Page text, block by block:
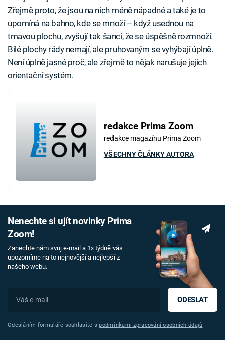
Zřejmě proto, že jsou na nich méně nápadné a také je to
upomíná na bahno, kde se množí – když usednou na
tmavou plochu, zvyšují tak šanci, že se úspěšně rozmnoží.
Bílé plochy rády nemají, ale pruhovaným se vyhýbají úplně.
Není úplně jasné proč, ale zřejmě to nějak narušuje jejich
orientační systém.
redakce Prima Zoom
redakce magazínu Prima Zoom
VŠECHNY ČLÁNKY AUTORA
Nenechte si ujít novinky Prima
Zoom!
Zanechte nám svůj e-mail a 1x týdně vás
upozorníme na to nejnovější a nejlepší z
našeho webu.
ODESLAT
Odesláním formuláře souhlasíte spodmínkami zpracování osobních údajů